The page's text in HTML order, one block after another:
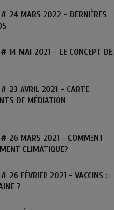
# 24 MARS 2022 - DERNIÈRES
# 14 MAI 2021 - LE CONCEPT DE
# 23 AVRIL 2021 - CARTE
DE MÉDIATION
# 26 MARS 2021 - COMMENT
CLIMATIQUE?
# 26 FÉVRIER 2021 - VACCINS :
?